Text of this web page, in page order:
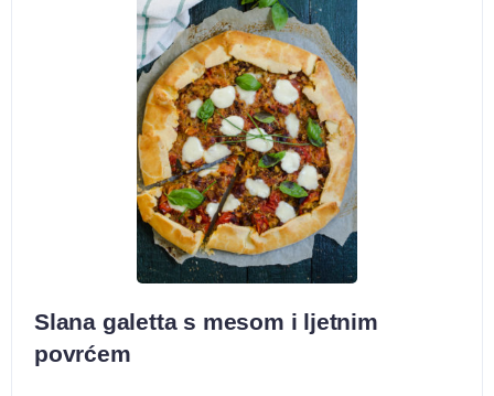
Slana galetta s mesom i ljetnim
povrćem